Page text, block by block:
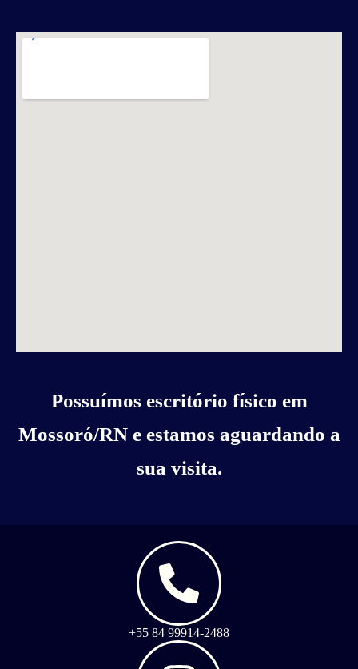
Possuímos escritório físico em
Mossoró/RN e estamos aguardando a
sua visita.
+55 84 99914-2488